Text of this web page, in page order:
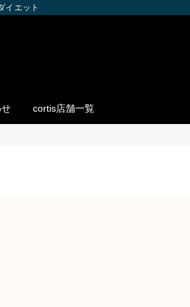
エット・ボディメイク・筋トレを個別サポート
cortis店舗一覧